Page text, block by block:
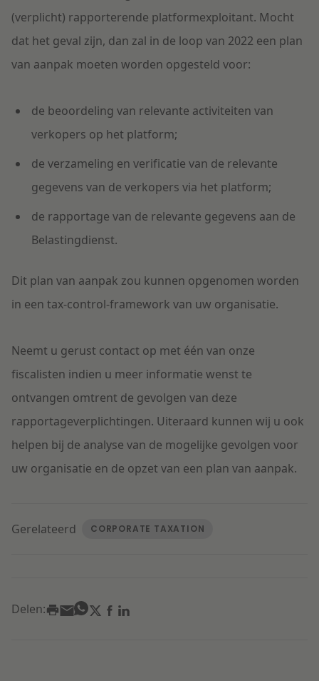
(verplicht) rapporterende platformexploitant. Mocht
dat het geval zijn, dan zal in de loop van 2022 een plan
van aanpak moeten worden opgesteld voor:
de beoordeling van relevante activiteiten van
verkopers op het platform;
de verzameling en verificatie van de relevante
gegevens van de verkopers via het platform;
de rapportage van de relevante gegevens aan de
Belastingdienst.
Dit plan van aanpak zou kunnen opgenomen worden
in een tax-control-framework van uw organisatie.
Neemt u gerust contact op met één van onze
fiscalisten indien u meer informatie wenst te
ontvangen omtrent de gevolgen van deze
rapportageverplichtingen. Uiteraard kunnen wij u ook
helpen bij de analyse van de mogelijke gevolgen voor
uw organisatie en de opzet van een plan van aanpak.
Gerelateerd CORPORATE TAXATION
Delen: